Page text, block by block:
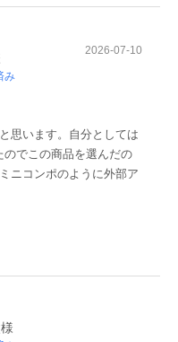
み
2026-07-10
思います。自分としては
でこの商品を選んだの
ニコンポのように外部ア